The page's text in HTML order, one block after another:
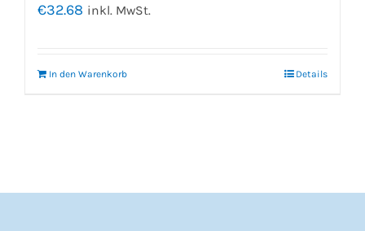
€32.68 inkl. MwSt.
In den Warenkorb Details